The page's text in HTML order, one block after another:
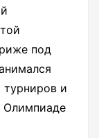
под
турниров и
Олимпиаде